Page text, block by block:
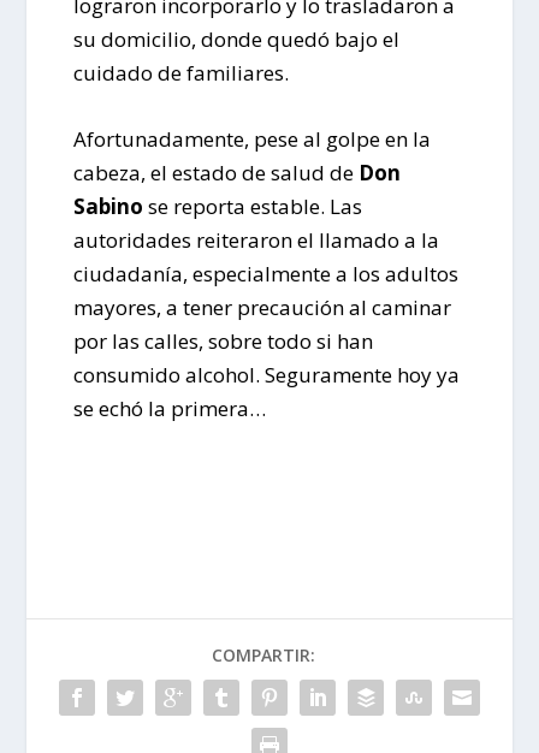
lograron incorporarlo y lo trasladaron a
su domicilio, donde quedó bajo el
cuidado de familiares.
Afortunadamente, pese al golpe en la
cabeza, el estado de salud de Don
Sabino se reporta estable. Las
autoridades reiteraron el llamado a la
ciudadanía, especialmente a los adultos
mayores, a tener precaución al caminar
por las calles, sobre todo si han
consumido alcohol. Seguramente hoy ya
se echó la primera…
COMPARTIR: